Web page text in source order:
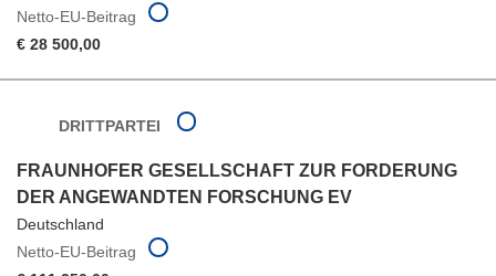
Netto-EU-Beitrag
€ 28 500,00
DRITTPARTEI
FRAUNHOFER GESELLSCHAFT ZUR FORDERUNG
DER ANGEWANDTEN FORSCHUNG EV
Deutschland
Netto-EU-Beitrag